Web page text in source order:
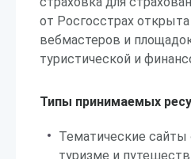
от Росгосстрах
вебмастеров и
туристической и
Типы принимаемых
Тематические сайты
туризме и